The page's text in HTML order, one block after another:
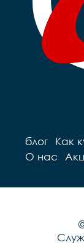
блог Как
О нас